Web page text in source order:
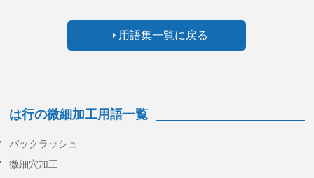
用語集一覧に戻る
は行の微細加工用語一覧
バックラッシュ
微細穴加工